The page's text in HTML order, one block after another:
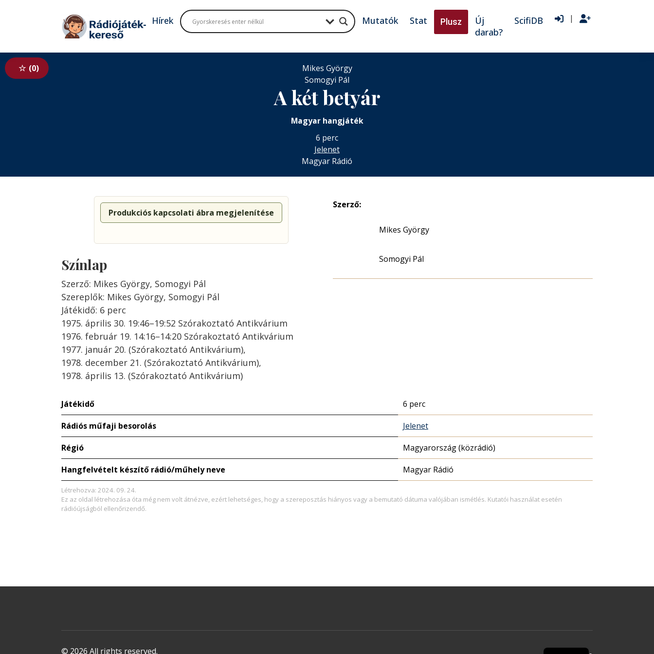
Tovább a tartalomhoz
Hírek Mutatók Stat Plusz
Új
darab?
ScifiDB |
0
Mikes György
Somogyi Pál
A két betyár
Magyar hangjáték
6 perc
Jelenet
Magyar Rádió
Produkciós kapcsolati ábra megjelenítése
Színlap
Szerző: Mikes György, Somogyi Pál
Szereplők: Mikes György, Somogyi Pál
Játékidő: 6 perc
1975. április 30. 19:46–19:52 Szórakoztató Antikvárium
1976. február 19. 14:16–14:20 Szórakoztató Antikvárium
1977. január 20. (Szórakoztató Antikvárium),
1978. december 21. (Szórakoztató Antikvárium),
1978. április 13. (Szórakoztató Antikvárium)
Szerző:
Mikes György
Somogyi Pál
Játékidő 6 perc
Rádiós műfaji besorolás Jelenet
Régió Magyarország (közrádió)
Hangfelvételt készítő rádió/műhely neve Magyar Rádió
Létrehozva: 2024. 09. 24.
Ez az oldal létrehozása óta még nem volt átnézve, ezért lehetséges, hogy a szereposztás hiányos vagy a bemutató dátuma valójában ismétlés. Kutatói használat esetén
rádióújságból ellenőrizendő.
© 2026 All rights reserved.